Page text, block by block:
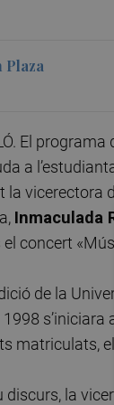
Plaza
El
a
la vicerectora
Inmaculada
concert
de la
1998
matriculats,
discurs, la